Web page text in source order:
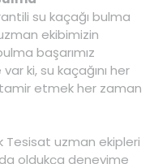
su kaçağı bulma
ekibimizin
başarımız
ki, su kaçağını her
etmek her zaman
Tesisat uzman ekipleri
oldukça deneyime